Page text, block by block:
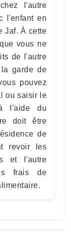
l'autre
l'enfant en
Jaf. À cette
vous ne
de l'autre
garde de
pouvez
ou saisir le
l'aide du
doit être
de
revoir les
et l'autre
frais de